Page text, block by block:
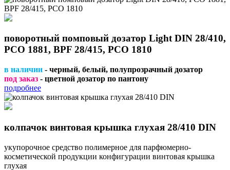
поворотный помповый дозатор Light DIN 28/410,
PCO 1881, BPF 28/415, PCO 1810
в наличии - черный, белый, полупрозрачный дозатор
под заказ - цветной дозатор по пантону
подробнее
колпачок винтовая крышка глухая 28/410 DIN
укупорочное средство полимерное для парфюмерно-
косметической продукции конфигурации винтовая крышка
глухая